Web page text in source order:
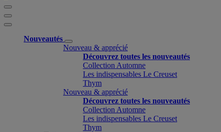
Nouveautés
Nouveau & apprécié
Découvrez toutes les nouveautés
Collection Automne
Les indispensables Le Creuset
Thym
Nouveau & apprécié
Découvrez toutes les nouveautés
Collection Automne
Les indispensables Le Creuset
Thym